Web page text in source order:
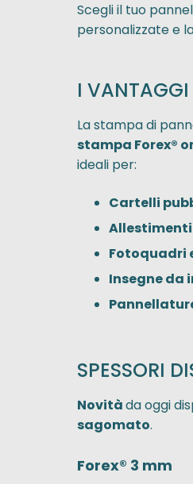
Scegli il tuo
personalizzate e
I VANTAGGI
La stampa di
stampa Forex®
ideali per:
Cartelli
Fotoquadri
Insegne da
SPESSORI
Novitàda oggi
sagomato.
Forex® 3 mm